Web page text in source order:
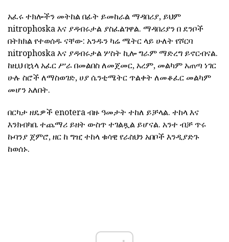
አፈሩ ተክሎችን መትከል በፊት ይመከራል ማዳበሪያ, ይህም
nitrophoska እና ያዳብሩታል ያስፈልገዋል. ማዳበሪያን በ ደንቦች
በትክክል የተወሰዱ ናቸው: አንዱን ካሬ ሜትር ላይ ሁለት የሾርባ
nitrophoska እና ያዳብሩታል ሦስት ኪሎ ግራም ማድረግ ይኖርብናል.
ከዚህ በኋላ አፈር ሥራ በመልበስ ለመጀመር, አረም, መልካም አጠጣ ነገር
ሁሉ ስሮች ለማስወገድ, ሀያ ሴንቲሜትር ጥልቀት ለመቆፈር መልካም
መሆን አለበት.
በርካታ ዘዴዎች enotera ብዙ ዓመታት ተከለ ይቻላል. ተከላ እና
እንክብካቤ ተጨማሪ ይዘት ውስጥ ተገልጿል ይሆናል. አንተ ብቻ ጥሩ
ኩባንያ ጀምሮ, ዘር ከ ግዢ ተከላ ቁሳዊ የራስህን አበቦች እንዲያድጉ
ከወሰኑ.